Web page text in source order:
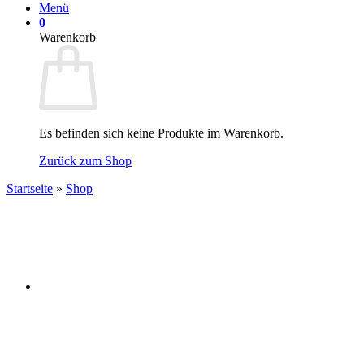
Menü
0
Warenkorb
Es befinden sich keine Produkte im Warenkorb.
Zurück zum Shop
Startseite » Shop